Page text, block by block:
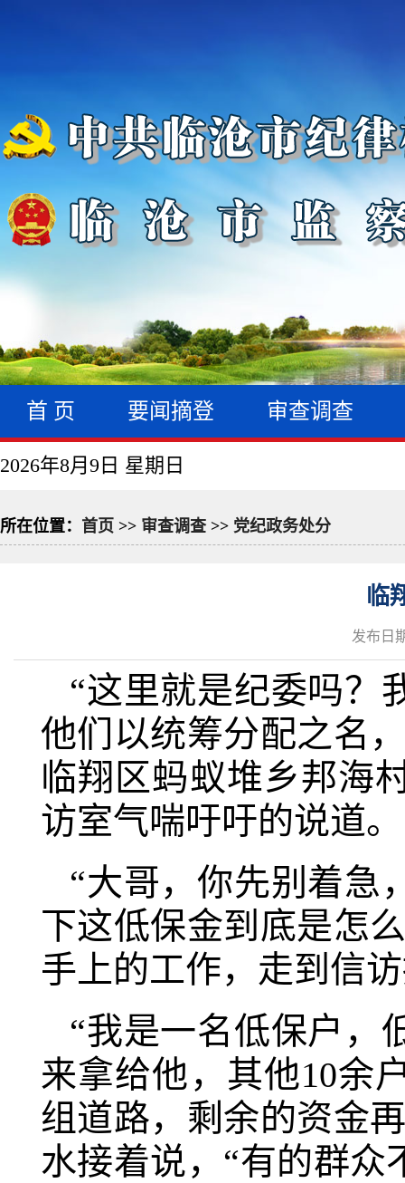
首 页 要闻摘登 审查调查
2026年8月9日 星期日
所在位置： 首页 >> 审查调查 >> 党纪政务处分
临
发布日
“这里就是纪委吗？
他们以统筹分配之名
临翔区蚂蚁堆乡邦海
访室气喘吁吁的说道。
“大哥，你先别着急
下这低保金到底是怎
手上的工作，走到信
“我是一名低保户，
来拿给他，其他10余
组道路，剩余的资金
水接着说，“有的群